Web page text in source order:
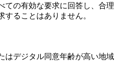
ての有効な要求に回答し、合理
することはありません。
はデジタル同意年齢が高い地域